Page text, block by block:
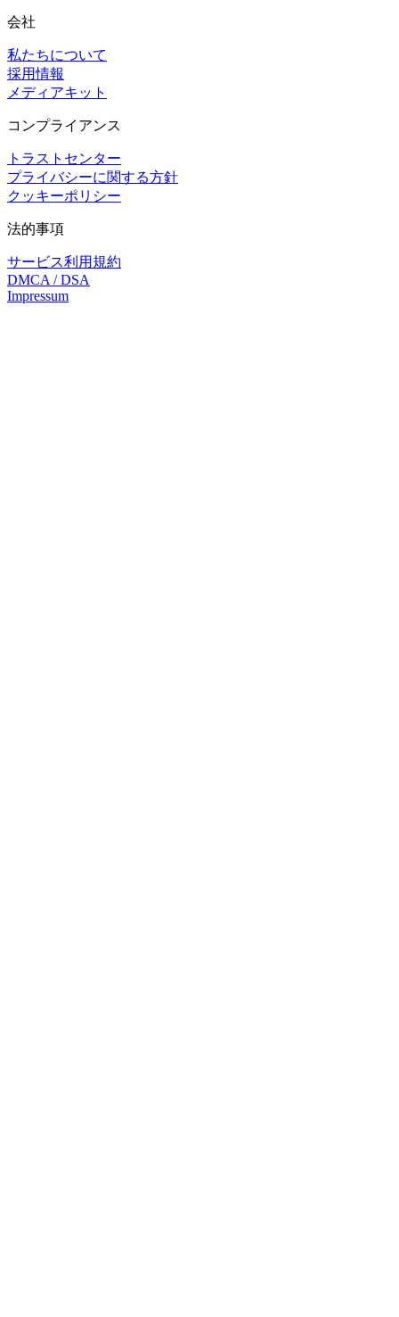
会社
私たちについて
採用情報
メディアキット
コンプライアンス
トラストセンター
プライバシーに関する方針
クッキーポリシー
法的事項
サービス利用規約
DMCA / DSA
Impressum